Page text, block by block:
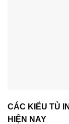
CÁC KIỂU TỦ
HIỆN NAY